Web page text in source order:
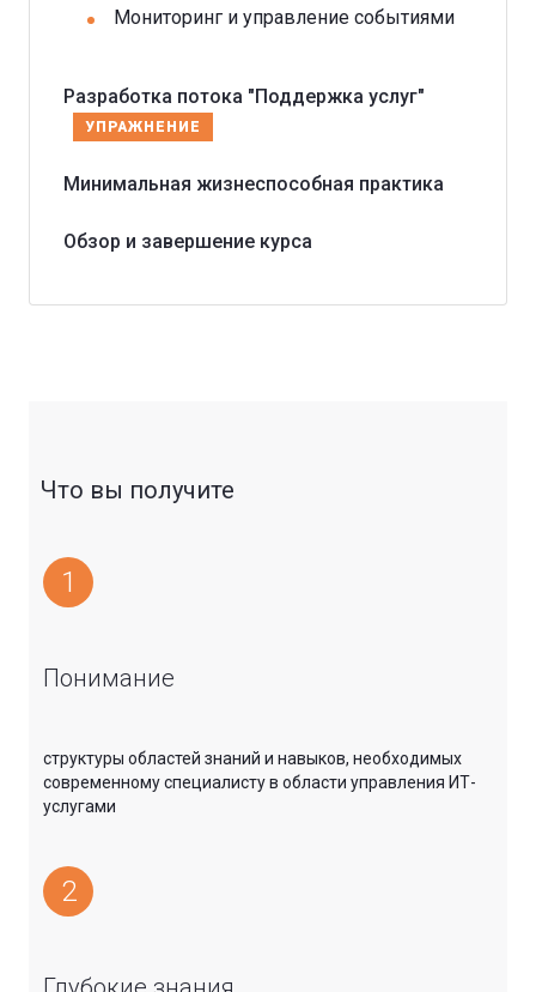
Мониторинг и управление событиями
Разработка потока "Поддержка услуг"
УПРАЖНЕНИЕ
Минимальная жизнеспособная практика
Обзор и завершение курса
Что вы получите
1
Понимание
структуры областей знаний и навыков, необходимых
современному специалисту в области управления ИТ-
услугами
2